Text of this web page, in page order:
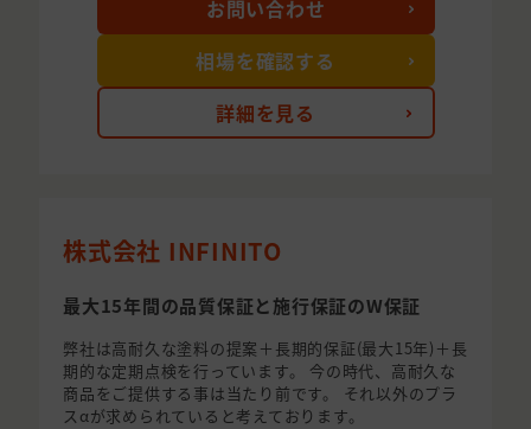
詳細を見る
お問い合わせ
相場を確認する
株式会社 INFINITO
最大15年間の品質保証と施行保証のW保証
弊社は高耐久な塗料の提案＋長期的保証(最大15年)＋長
期的な定期点検を行っています。 今の時代、高耐久な
商品をご提供する事は当たり前です。 それ以外のプラ
スαが求められていると考えております。